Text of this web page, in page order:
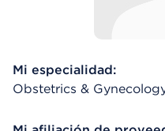
Mi especialidad:
Obstetrics &